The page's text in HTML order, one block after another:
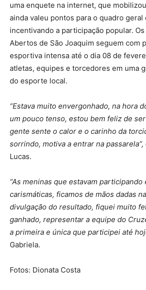
uma enquete na internet, que
ainda valeu pontos para o quadro geral
incentivando a participação popular.
Abertos de São Joaquim seguem com
esportiva intensa até o dia 08 de
atletas, equipes e torcedores em uma
do esporte local.
“Estava muito envergonhado, na hora
um pouco tenso, estou bem feliz de
gente sente o calor e o carinho da
sorrindo, motiva a entrar na passarela”,
Lucas.
“As meninas que estavam participando
carismáticas, ficamos de mãos dadas
divulgação do resultado, fiquei muito
ganhado, representar a equipe do
a primeira e única que participei até
Gabriela.
Fotos: Dionata Costa